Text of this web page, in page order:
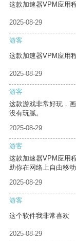
这款加速器VPM应用
2025-08-29
游客
这款加速器VPM应用
2025-08-29
游客
这款游戏非常好玩，
没有玩腻。
2025-08-29
游客
这款加速器VPM应用
助你在网络上自由移动
2025-08-29
游客
这个软件我非常喜欢
2025-08-29